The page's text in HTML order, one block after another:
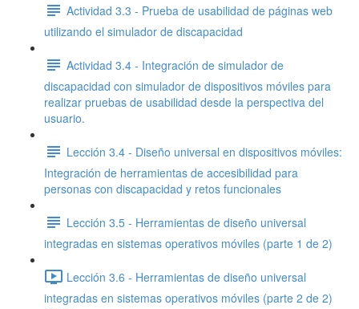
Actividad 3.3 - Prueba de usabilidad de páginas web
utilizando el simulador de discapacidad
Actividad 3.4 - Integración de simulador de
discapacidad con simulador de dispositivos móviles para
realizar pruebas de usabilidad desde la perspectiva del
usuario.
Lección 3.4 - Diseño universal en dispositivos móviles:
Integración de herramientas de accesibilidad para
personas con discapacidad y retos funcionales
Lección 3.5 - Herramientas de diseño universal
integradas en sistemas operativos móviles (parte 1 de 2)
Lección 3.6 - Herramientas de diseño universal
integradas en sistemas operativos móviles (parte 2 de 2)